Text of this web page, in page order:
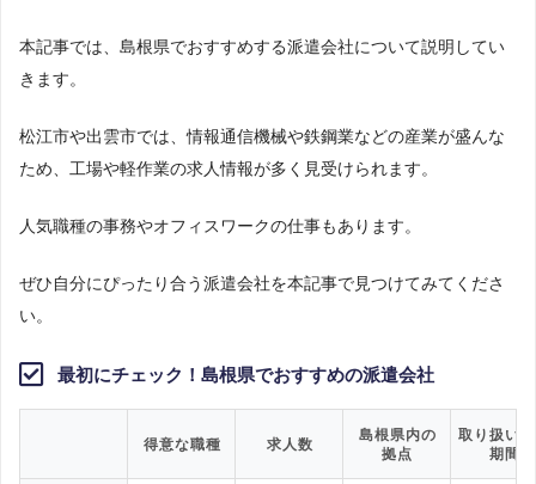
本記事では、島根県でおすすめする派遣会社について説明してい
きます。
松江市や出雲市では、情報通信機械や鉄鋼業などの産業が盛んな
ため、工場や軽作業の求人情報が多く見受けられます。
人気職種の事務やオフィスワークの仕事もあります。
ぜひ自分にぴったり合う派遣会社を本記事で見つけてみてくださ
い。
最初にチェック！島根県でおすすめの派遣会社
得意な職種 求人数
島根県内の
拠点
取り扱い
期間